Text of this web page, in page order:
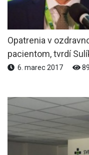
Opatrenia v
pacientom, tvrdí
6. marec 2017